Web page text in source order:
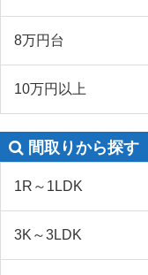
8万円台
10万円以上
間取りから探す
1R～1LDK
3K～3LDK